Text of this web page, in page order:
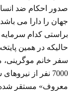
صدور احکام ضد
جهان را دارا می
براستی کدام
حالیکه در همین
سفر خانم موگرینی،
7000 نفر از
معروف» مستقر شده